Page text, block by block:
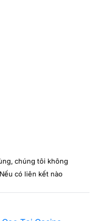
chúng tôi không
có liên kết nào